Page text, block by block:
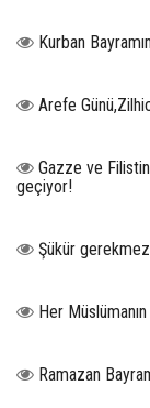
Kurban
Arefe
Gazze ve
geçiyor!
Şükür
Her
Ramazan